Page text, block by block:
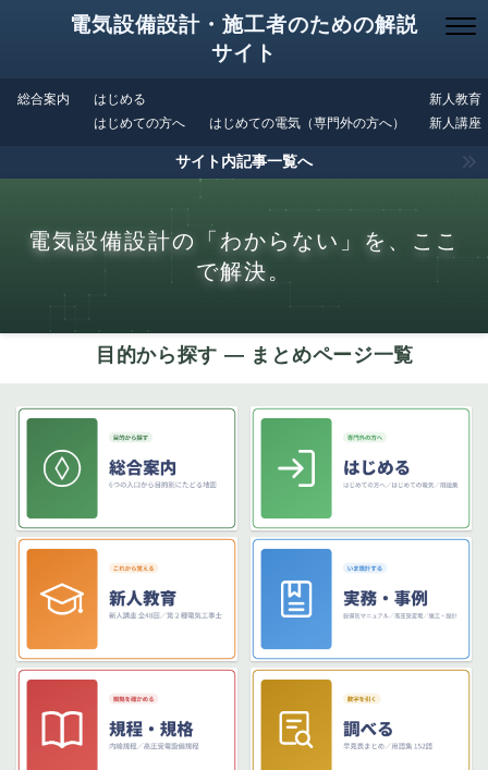
電気設備設計・施工者のための解説
サイト
総合案内
はじめる
はじめての方へ
はじめての電気（専門外の方へ）
新人教育
新人講座
サイト内記事一覧へ
電気設備設計の「わからない」を、ここ
で解決。